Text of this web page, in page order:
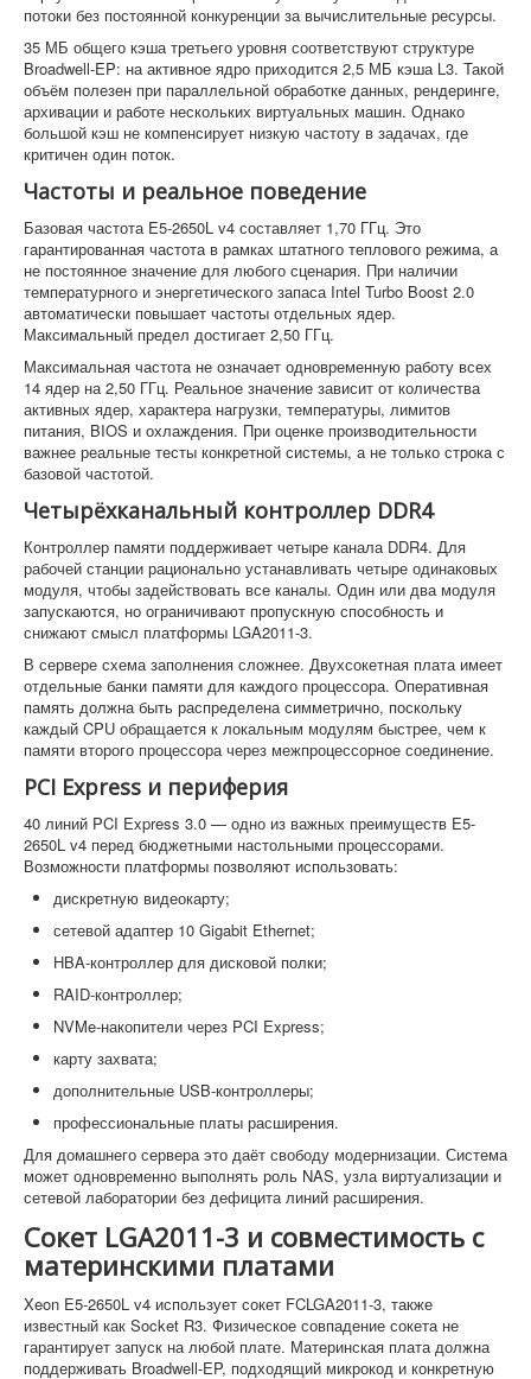
потоки без постоянной конкуренции за вычислительные ресурсы.
35 МБ общего кэша третьего уровня соответствуют структуре
Broadwell-EP: на активное ядро приходится 2,5 МБ кэша L3. Такой
объём полезен при параллельной обработке данных, рендеринге,
архивации и работе нескольких виртуальных машин. Однако
большой кэш не компенсирует низкую частоту в задачах, где
критичен один поток.
Частоты и реальное поведение
Базовая частота E5-2650L v4 составляет 1,70 ГГц. Это
гарантированная частота в рамках штатного теплового режима, а
не постоянное значение для любого сценария. При наличии
температурного и энергетического запаса Intel Turbo Boost 2.0
автоматически повышает частоты отдельных ядер.
Максимальный предел достигает 2,50 ГГц.
Максимальная частота не означает одновременную работу всех
14 ядер на 2,50 ГГц. Реальное значение зависит от количества
активных ядер, характера нагрузки, температуры, лимитов
питания, BIOS и охлаждения. При оценке производительности
важнее реальные тесты конкретной системы, а не только строка с
базовой частотой.
Четырёхканальный контроллер DDR4
Контроллер памяти поддерживает четыре канала DDR4. Для
рабочей станции рационально устанавливать четыре одинаковых
модуля, чтобы задействовать все каналы. Один или два модуля
запускаются, но ограничивают пропускную способность и
снижают смысл платформы LGA2011-3.
В сервере схема заполнения сложнее. Двухсокетная плата имеет
отдельные банки памяти для каждого процессора. Оперативная
память должна быть распределена симметрично, поскольку
каждый CPU обращается к локальным модулям быстрее, чем к
памяти второго процессора через межпроцессорное соединение.
PCI Express и периферия
40 линий PCI Express 3.0 — одно из важных преимуществ E5-
2650L v4 перед бюджетными настольными процессорами.
Возможности платформы позволяют использовать:
дискретную видеокарту;
сетевой адаптер 10 Gigabit Ethernet;
HBA-контроллер для дисковой полки;
RAID-контроллер;
NVMe-накопители через PCI Express;
карту захвата;
дополнительные USB-контроллеры;
профессиональные платы расширения.
Для домашнего сервера это даёт свободу модернизации. Система
может одновременно выполнять роль NAS, узла виртуализации и
сетевой лаборатории без дефицита линий расширения.
Сокет LGA2011-3 и совместимость с
материнскими платами
Xeon E5-2650L v4 использует сокет FCLGA2011-3, также
известный как Socket R3. Физическое совпадение сокета не
гарантирует запуск на любой плате. Материнская плата должна
поддерживать Broadwell-EP, подходящий микрокод и конкретную